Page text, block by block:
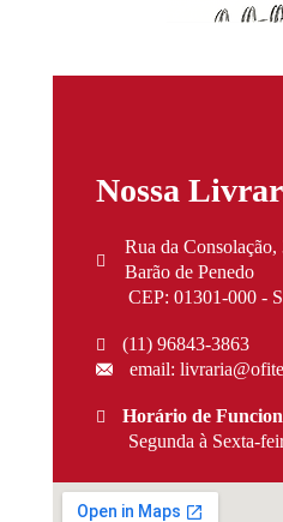
Nossa
Rua da
Barão de Penedo
CEP: 01301-000 -
(11) 96843-3863
email:
Horário de
Segunda à Sexta-